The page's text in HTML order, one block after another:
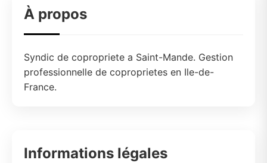
À propos
Syndic de copropriete a Saint-Mande. Gestion
professionnelle de coproprietes en Ile-de-
France.
Informations légales